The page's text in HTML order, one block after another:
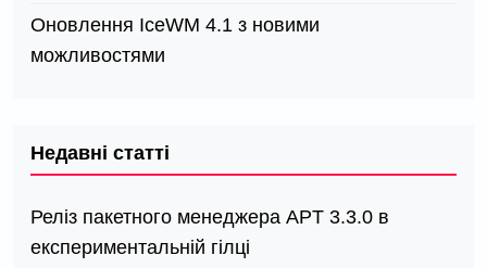
Оновлення IceWM 4.1 з новими
можливостями
Недавні статті
Реліз пакетного менеджера APT 3.3.0 в
експериментальній гілці